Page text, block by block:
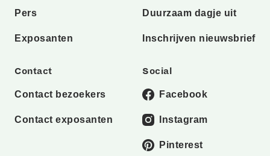
Pers
Exposanten
Duurzaam dagje uit
Inschrijven nieuwsbrief
Contact
Contact bezoekers
Contact exposanten
Social
Facebook
Instagram
Pinterest